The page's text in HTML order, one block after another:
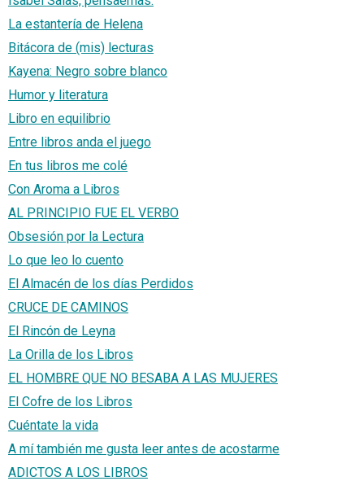
La estantería de Helena
Bitácora de (mis) lecturas
Kayena: Negro sobre blanco
Humor y literatura
Libro en equilibrio
Entre libros anda el juego
En tus libros me colé
Con Aroma a Libros
AL PRINCIPIO FUE EL VERBO
Obsesión por la Lectura
Lo que leo lo cuento
El Almacén de los días Perdidos
CRUCE DE CAMINOS
El Rincón de Leyna
La Orilla de los Libros
EL HOMBRE QUE NO BESABA A LAS MUJERES
El Cofre de los Libros
Cuéntate la vida
A mí también me gusta leer antes de acostarme
ADICTOS A LOS LIBROS